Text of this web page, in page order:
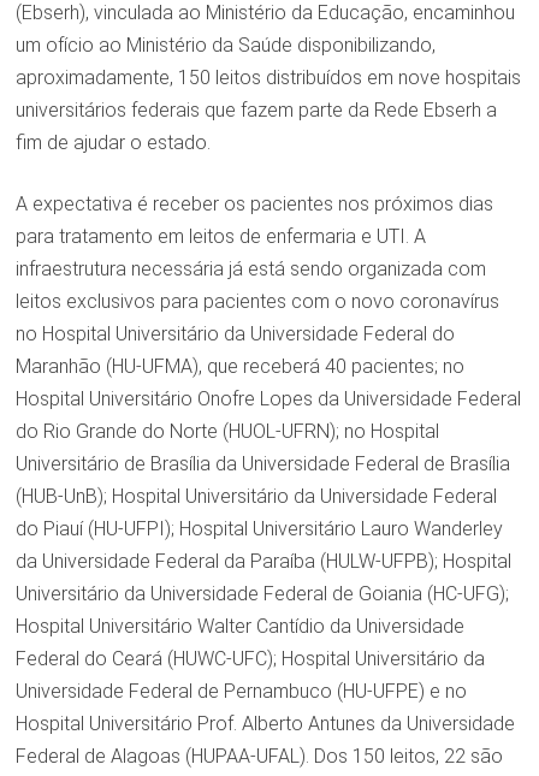
(Ebserh), vinculada ao Ministério da Educação, encaminhou
um ofício ao Ministério da Saúde disponibilizando,
aproximadamente, 150 leitos distribuídos em nove hospitais
universitários federais que fazem parte da Rede Ebserh a
fim de ajudar o estado.
A expectativa é receber os pacientes nos próximos dias
para tratamento em leitos de enfermaria e UTI. A
infraestrutura necessária já está sendo organizada com
leitos exclusivos para pacientes com o novo coronavírus
no Hospital Universitário da Universidade Federal do
Maranhão (HU-UFMA), que receberá 40 pacientes; no
Hospital Universitário Onofre Lopes da Universidade Federal
do Rio Grande do Norte (HUOL-UFRN); no Hospital
Universitário de Brasília da Universidade Federal de Brasília
(HUB-UnB); Hospital Universitário da Universidade Federal
do Piauí (HU-UFPI); Hospital Universitário Lauro Wanderley
da Universidade Federal da Paraíba (HULW-UFPB); Hospital
Universitário da Universidade Federal de Goiania (HC-UFG);
Hospital Universitário Walter Cantídio da Universidade
Federal do Ceará (HUWC-UFC); Hospital Universitário da
Universidade Federal de Pernambuco (HU-UFPE) e no
Hospital Universitário Prof. Alberto Antunes da Universidade
Federal de Alagoas (HUPAA-UFAL). Dos 150 leitos, 22 são